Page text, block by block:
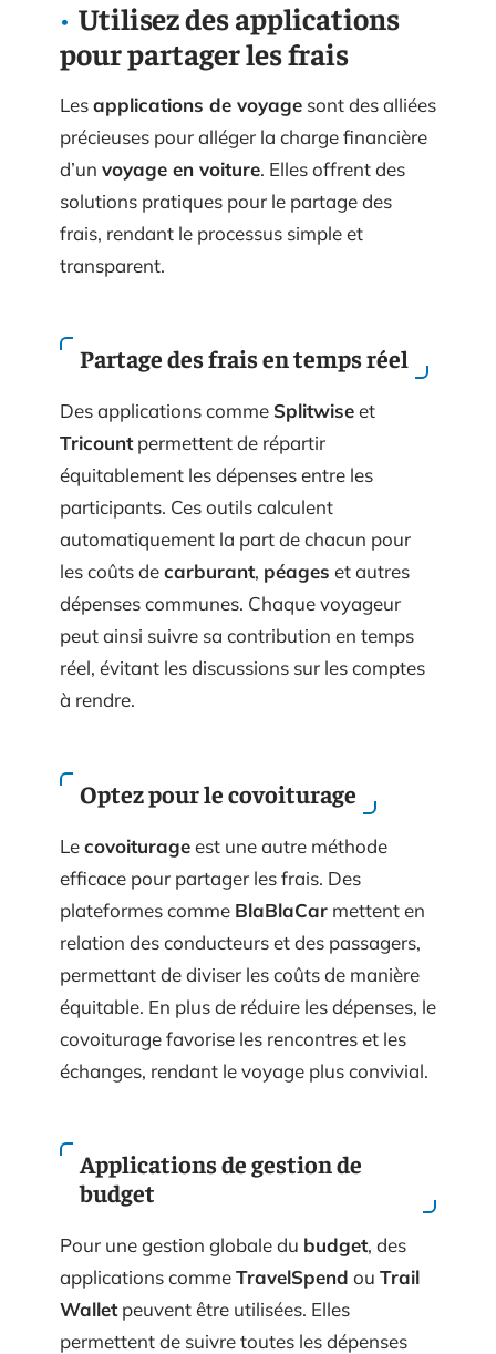
Utilisez des applications
pour partager les frais
Lesapplications de voyage sont des alliées
précieuses pour alléger la charge financière
d’un voyage en voiture. Elles offrent des
solutions pratiques pour le partage des
frais, rendant le processus simple et
transparent.
Partage des frais en temps réel
Des applications comme Splitwiseet
Tricountpermettent de répartir
équitablement les dépenses entre les
participants. Ces outils calculent
automatiquement la part de chacun pour
les coûts decarburant, péages et autres
dépenses communes. Chaque voyageur
peut ainsi suivre sa contribution en temps
réel, évitant les discussions sur les comptes
à rendre.
Optez pour le covoiturage
Lecovoiturageest une autre méthode
efficace pour partager les frais. Des
plateformes comme BlaBlaCar mettent en
relation des conducteurs et des passagers,
permettant de diviser les coûts de manière
équitable. En plus de réduire les dépenses, le
covoiturage favorise les rencontres et les
échanges, rendant le voyage plus convivial.
Applications de gestion de
budget
Pour une gestion globale du budget, des
applications commeTravelSpend ou Trail
Walletpeuvent être utilisées. Elles
permettent de suivre toutes les dépenses